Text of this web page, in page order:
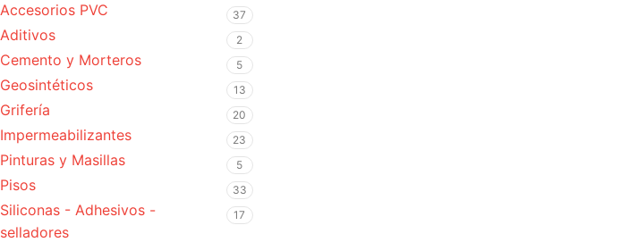
Accesorios PVC 37
Aditivos 2
Cemento y Morteros 5
Geosintéticos 13
Grifería 20
Impermeabilizantes 23
Pinturas y Masillas 5
Pisos 33
Siliconas - Adhesivos -
selladores
17